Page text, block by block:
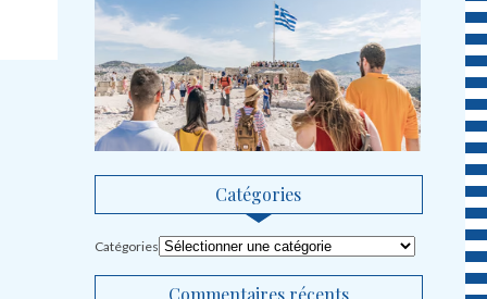
Catégories
Catégories
Commentaires récents